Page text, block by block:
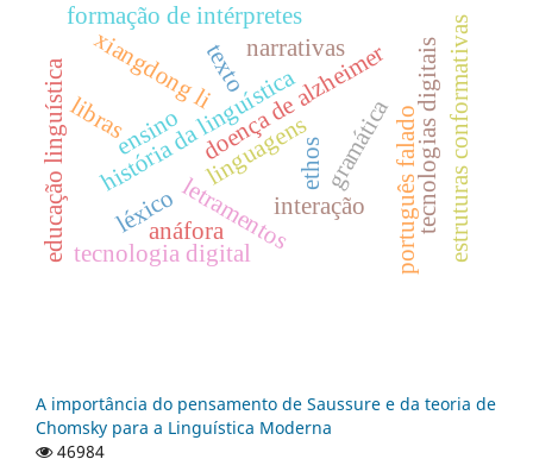
linguagens
letramentos
ensino
tecnologia digital
gramática
história da linguística português falado
texto
educação linguística tecnologias digitais
xiangdong li
formação de intérpretes
doença de alzheimer
narrativas
interação
anáfora
estruturas conformativas
ethos
léxico
libras
A importância do pensamento de Saussure e da teoria de
Chomsky para a Linguística Moderna
46984